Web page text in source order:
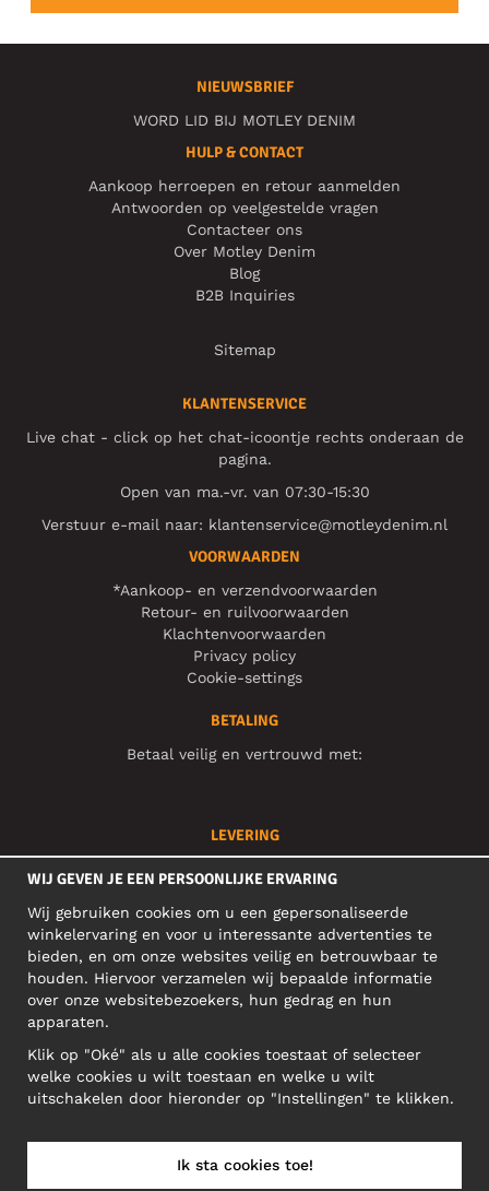
NIEUWSBRIEF
WORD LID BIJ MOTLEY DENIM
HULP & CONTACT
Aankoop herroepen en retour aanmelden
Antwoorden op veelgestelde vragen
Contacteer ons
Over Motley Denim
Blog
B2B Inquiries
Sitemap
KLANTENSERVICE
Live chat - click op het chat-icoontje rechts onderaan de
pagina.
Open van ma.-vr. van 07:30-15:30
Verstuur e-mail naar: klantenservice@motleydenim.nl
VOORWAARDEN
*Aankoop- en verzendvoorwaarden
Retour- en ruilvoorwaarden
Klachtenvoorwaarden
Privacy policy
Cookie-settings
BETALING
Betaal veilig en vertrouwd met:
LEVERING
SOCIAL MEDIA
Motley Denim Europe OÜ
Narva mnt 5, EE-10117 Tallinn
Reg: 12356245
Let op! Stuur je retourzendingen niet naar dit adres!
WIJ GEVEN JE EEN PERSOONLIJKE ERVARING
Wij gebruiken cookies om u een gepersonaliseerde
winkelervaring en voor u interessante advertenties te
bieden, en om onze websites veilig en betrouwbaar te
houden. Hiervoor verzamelen wij bepaalde informatie
over onze websitebezoekers, hun gedrag en hun
apparaten.
Klik op "Oké" als u alle cookies toestaat of selecteer
welke cookies u wilt toestaan en welke u wilt
uitschakelen door hieronder op "Instellingen" te klikken.
Ik sta cookies toe!